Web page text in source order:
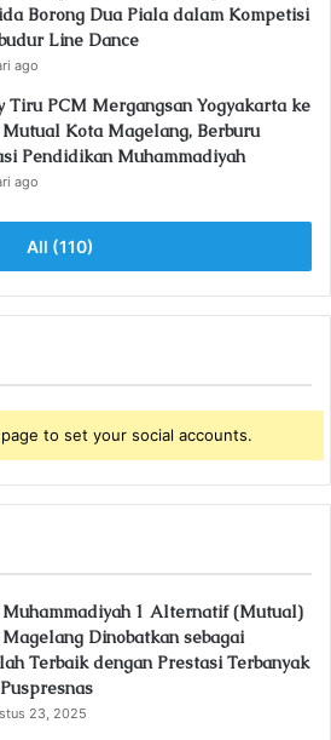
Borong Dua Piala dalam Kompetisi
Line Dance
ago
Tiru PCM Mergangsan Yogyakarta ke
Mutual Kota Magelang, Berburu
Pendidikan Muhammadiyah
ago
All (110)
to set your social accounts.
Muhammadiyah 1 Alternatif (Mutual)
Dinobatkan sebagai
Terbaik dengan Prestasi Terbanyak
23, 2025